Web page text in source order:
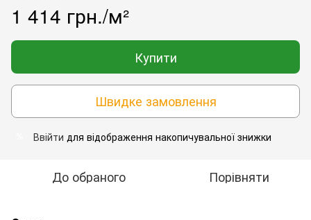
1 414 грн./м²
Купити
Швидке замовлення
Ввійти для відображення накопичувальної знижки
До обраного Порівняти